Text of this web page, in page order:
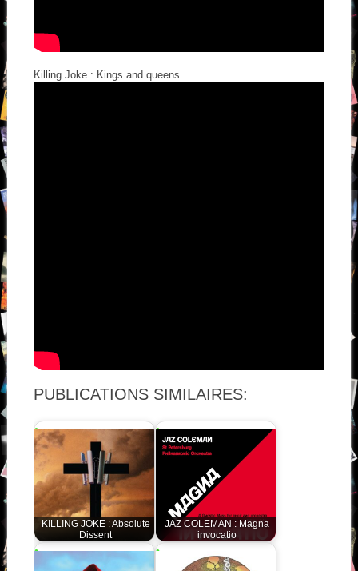
Killing Joke : Kings and queens
PUBLICATIONS SIMILAIRES:
KILLING JOKE : Absolute
Dissent
JAZ COLEMAN : Magna
invocatio